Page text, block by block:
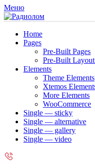
Меню
Home
Pages
Pre-Built Pages
Pre-Built
Elements
Theme Elements
Xtemos
More Elements
WooCommerce
Single — sticky
Single — alternative
Single — gallery
Single — video